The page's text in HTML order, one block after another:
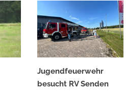
Jugendfeuerwehr
besucht RV Senden